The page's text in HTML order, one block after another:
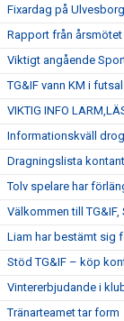
Fixardag på
Rapport från
Viktigt angående
TG&IF vann KM i futsal
VIKTIG INFO
Informationskväll
Dragningslista
Tolv spelare har
Välkommen till
Liam har bestämt sig
Stöd TG&IF – köp
Vintererbjudande i
Tränarteamet tar form